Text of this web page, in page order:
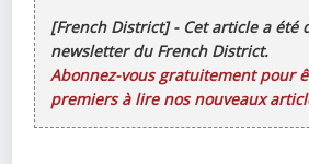
[French District] - Cet article a été
newsletter du French District.
Abonnez-vous gratuitement pour
premiers à lire nos nouveaux